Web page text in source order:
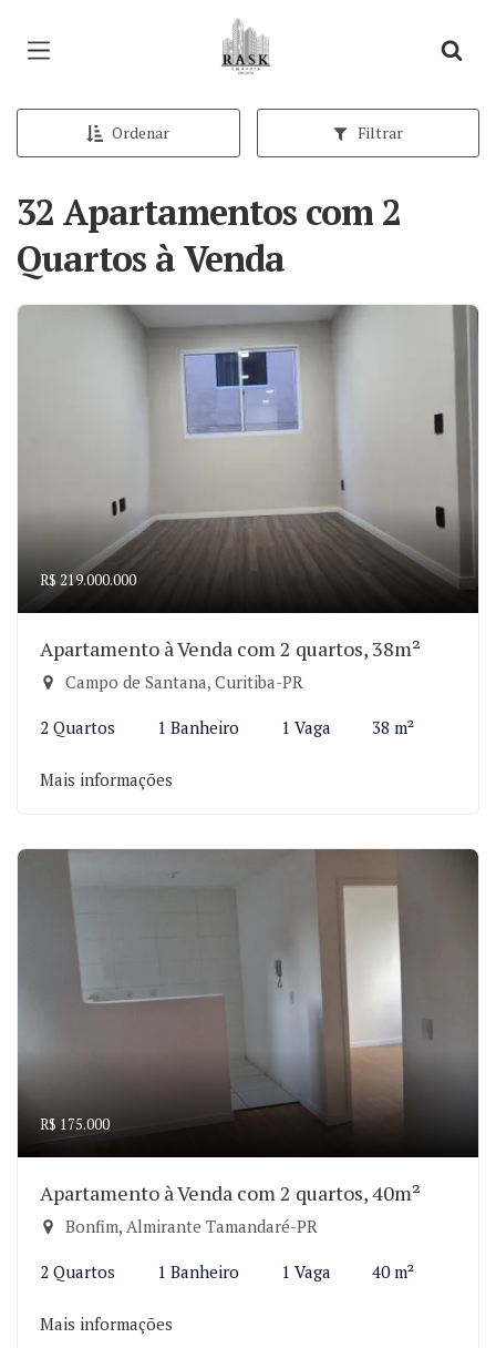
Página inicial
Ordenar Filtrar
32 Apartamentos com 2
Quartos à Venda
R$ 219.000.000
Apartamento à Venda com 2 quartos, 38m²
Campo de Santana, Curitiba-PR
2 Quartos 1 Banheiro 1 Vaga 38 m²
Mais informações
R$ 175.000
Apartamento à Venda com 2 quartos, 40m²
Bonfim, Almirante Tamandaré-PR
2 Quartos 1 Banheiro 1 Vaga 40 m²
Mais informações